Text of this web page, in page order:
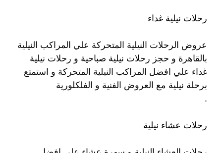
رحلات نيلية غداء
عروض الرحلات النيلية المتحركة علي المراكب النيلية
بالقاهرة و حجز رحلات نيلية صباحية و رحلات نيلية
غداء علي افضل المراكب النيلية المتحركة و استمتع
برحلة نيلية مع العروض الفنية و الفلكلورية
.
رحلات عشاء نيلية